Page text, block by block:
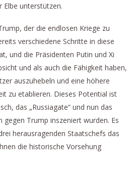
Elbe unterstützen.
der die endlosen Kriege zu
verschiedene Schritte in diese
und die Präsidenten Putin und Xi
und als auch die Fähigkeit haben,
auszuhebeln und eine höhere
zu etablieren. Dieses Potential ist
das „Russiagate“ und nun das
Trump inszeniert wurden. Es
herausragenden Staatschefs das
die historische Vorsehung